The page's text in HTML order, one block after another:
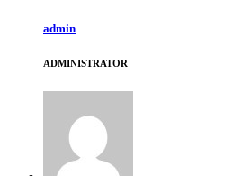
admin
ADMINISTRATOR